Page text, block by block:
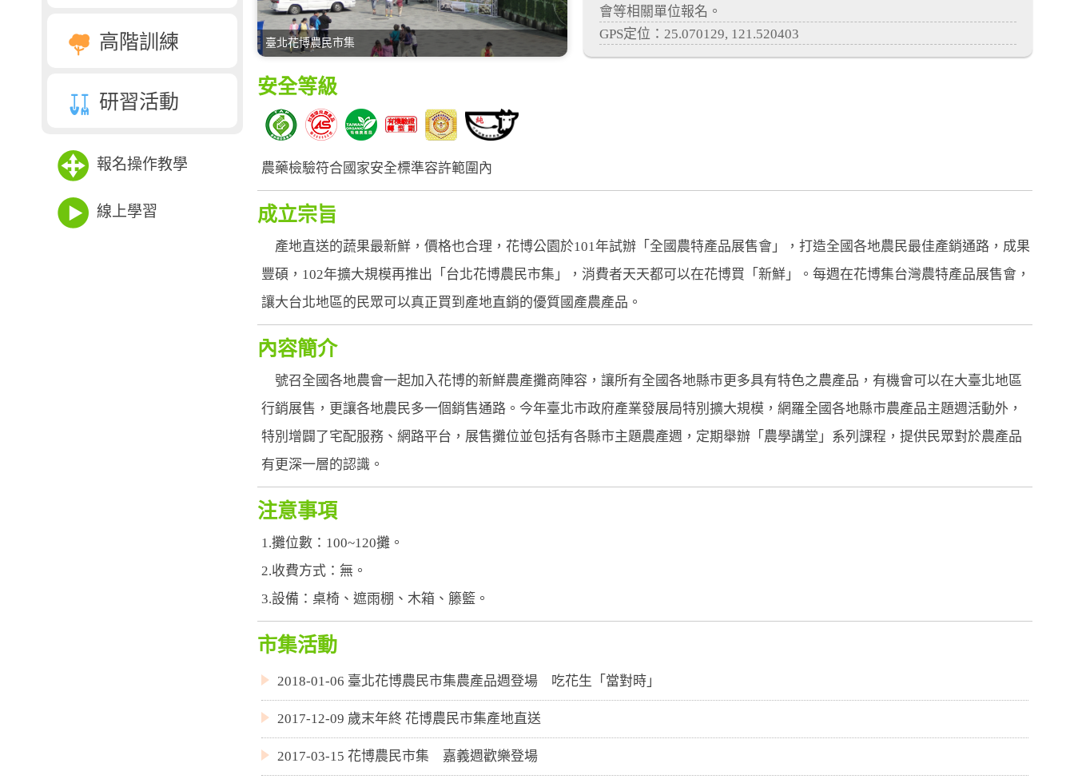
高階訓練
研習活動
報名操作教學
線上學習
臺北花博農民市集
會等相關單位報名。
GPS定位：25.070129, 121.520403
安全等級
農藥檢驗符合國家安全標準容許範圍內
成立宗旨
產地直送的蔬果最新鮮，價格也合理，花博公園於101年試辦「全國農特產品展售會」，打造全國各地農民最佳產銷通路，成果
豐碩，102年擴大規模再推出「台北花博農民市集」，消費者天天都可以在花博買「新鮮」。每週在花博集台灣農特產品展售會，
讓大台北地區的民眾可以真正買到產地直銷的優質國產農產品。
內容簡介
號召全國各地農會一起加入花博的新鮮農產攤商陣容，讓所有全國各地縣市更多具有特色之農產品，有機會可以在大臺北地區
行銷展售，更讓各地農民多一個銷售通路。今年臺北市政府產業發展局特別擴大規模，網羅全國各地縣市農產品主題週活動外，
特別增闢了宅配服務、網路平台，展售攤位並包括有各縣市主題農產週，定期舉辦「農學講堂」系列課程，提供民眾對於農產品
有更深一層的認識。
注意事項
1.攤位數：100~120攤。
2.收費方式：無。
3.設備：桌椅、遮雨棚、木箱、籐籃。
市集活動
2018-01-06 臺北花博農民市集農產品週登場 吃花生「當對時」
2017-12-09 歲末年終 花博農民市集產地直送
2017-03-15 花博農民市集 嘉義週歡樂登場